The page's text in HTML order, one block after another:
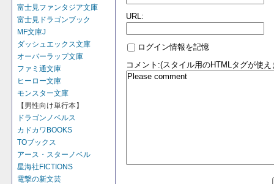
富士見ファンタジア文庫
富士見ドラゴンブック
MF文庫J
ダッシュエックス文庫
オーバーラップ文庫
ファミ通文庫
ヒーロー文庫
モンスター文庫
【男性向け単行本】
ドラゴンノベルス
カドカワBOOKS
TOブックス
アース・スターノベル
星海社FICTIONS
電撃の新文芸
URL:
ログイン情報を記憶
コメント:(スタイル用のHTMLタグが使え